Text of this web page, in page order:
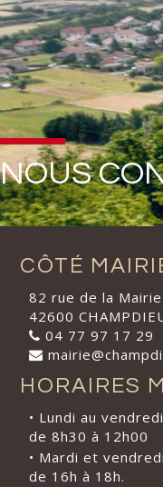
NOUS
CÔTÉ
82 rue de la Mairie
42600
04 77 97 17 29
HORAIRES
• Lundi au vendredi
de 8h30 à 12h00
• Mardi et vendredi
de 16h à 18h.